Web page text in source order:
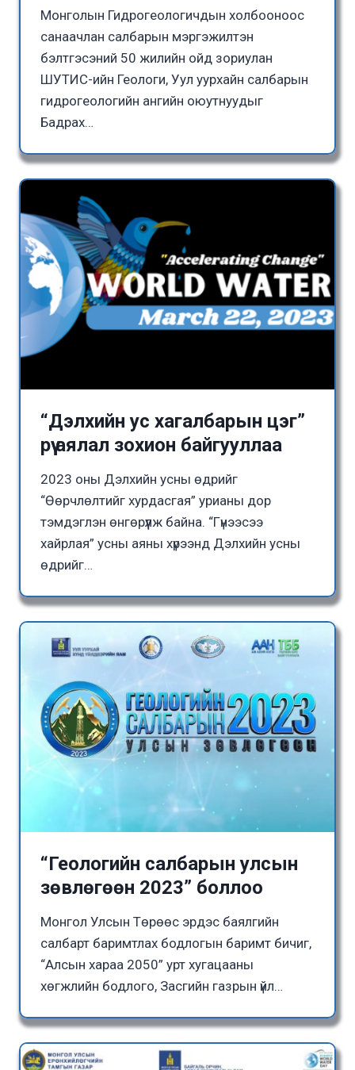
Монголын Гидрогеологичдын холбооноос
санаачлан салбарын мэргэжилтэн
бэлтгэсэний 50 жилийн ойд зориулан
ШУТИС-ийн Геологи, Уул уурхайн салбарын
гидрогеологийн ангийн оюутнуудыг
Бадрах…
“Дэлхийн ус хагалбарын цэг”
рүү аялал зохион байгууллаа
2023 оны Дэлхийн усны өдрийг
“Өөрчлөлтийг хурдасгая” урианы дор
тэмдэглэн өнгөрүүлж байна. “Гүнээсээ
хайрлая” усны аяны хүрээнд Дэлхийн усны
өдрийг…
“Геологийн салбарын улсын
зөвлөгөөн 2023” боллоо
Монгол Улсын Төрөөс эрдэс баялгийн
салбарт баримтлах бодлогын баримт бичиг,
“Алсын хараа 2050” урт хугацааны
хөгжлийн бодлого, Засгийн газрын үйл…